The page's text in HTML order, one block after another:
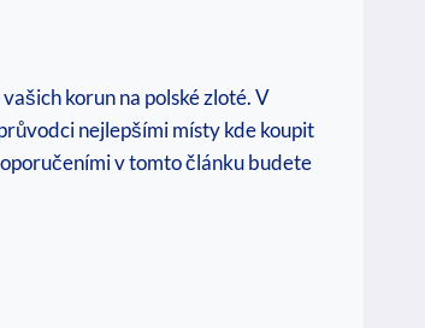
korun na polské zloté. V
nejlepšími místy kde koupit
v tomto článku budete